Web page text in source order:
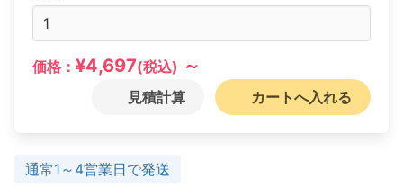
価格： ¥4,697(税込) ～
見積計算 カートへ入れる
通常1～4営業日で発送